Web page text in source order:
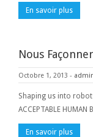
En savoir plus
Nous
Octobre 1, 2013 -
Shaping us into robots
ACCEPTABLE
En savoir plus